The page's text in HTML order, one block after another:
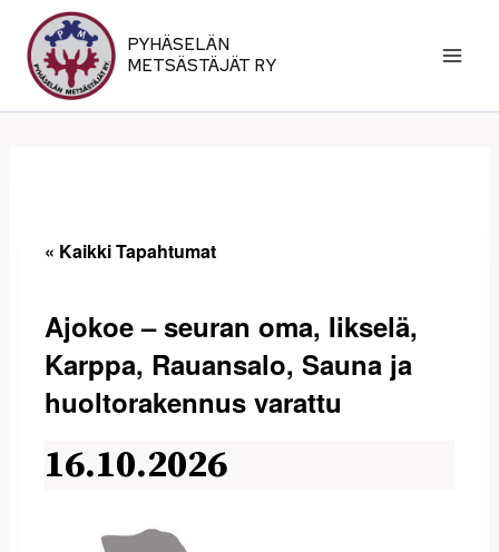
sisältöön
PYHÄSELÄN
METSÄSTÄJÄT RY
« Kaikki Tapahtumat
Ajokoe – seuran oma, Iikselä,
Karppa, Rauansalo, Sauna ja
huoltorakennus varattu
16.10.2026